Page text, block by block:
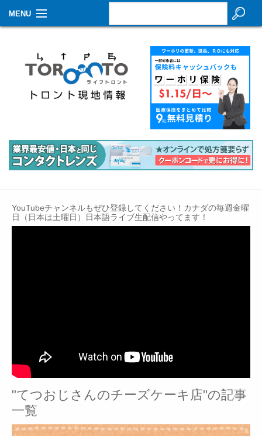
MENU
生活情報
その他
イベントカレンダー
About Us
YouTubeチャンネルもぜひ登録してください！カナダの毎週金曜
日（日本は土曜日）日本語ライブ生配信やってます！
"てつおじさんのチーズケーキ店"の記事
一覧